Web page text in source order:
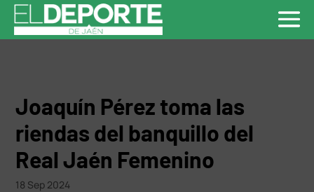
Joaquín Pérez toma las
riendas del banquillo del
Real Jaén Femenino
18 Sep 2024